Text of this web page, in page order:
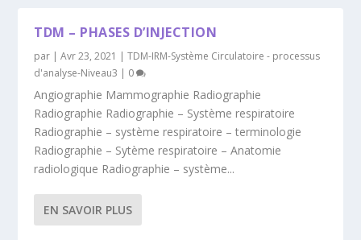
TDM – PHASES D’INJECTION
par |Avr 23, 2021 |TDM-IRM-Système Circulatoire - processus
d'analyse-Niveau3 | 0
Angiographie Mammographie Radiographie
Radiographie Radiographie – Système respiratoire
Radiographie – système respiratoire – terminologie
Radiographie – Sytème respiratoire – Anatomie
radiologique Radiographie – système...
EN SAVOIR PLUS